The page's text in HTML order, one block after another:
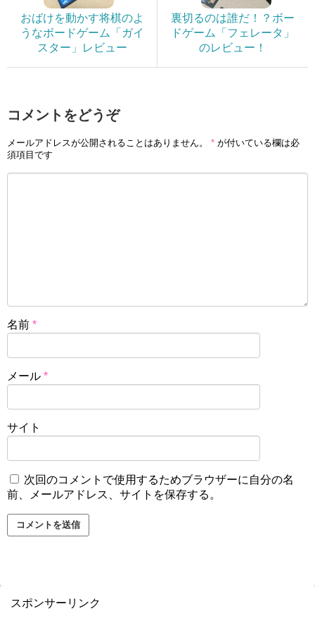
おばけを動かす将棋のよ
うなボードゲーム「ガイ
スター」レビュー
裏切るのは誰だ！？ボー
ドゲーム「フェレータ」
のレビュー！
コメントをどうぞ
メールアドレスが公開されることはありません。 * が付いている欄は必
須項目です
名前 *
メール *
サイト
次回のコメントで使用するためブラウザーに自分の名
前、メールアドレス、サイトを保存する。
スポンサーリンク